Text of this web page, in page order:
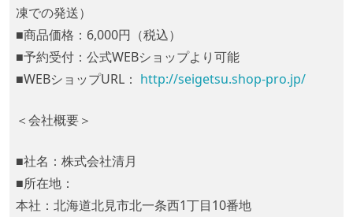
凍での発送）
■商品価格：6,000円（税込）
■予約受付：公式WEBショップより可能
■WEBショップURL： http://seigetsu.shop-pro.jp/
＜会社概要＞
■社名：株式会社清月
■所在地：
本社：北海道北見市北一条西1丁目10番地